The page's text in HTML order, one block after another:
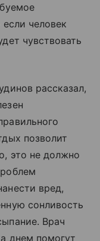
человек
чувствовать
рассказал,
позволит
это не должно
вред,
сонливость
Врач
днем помогут